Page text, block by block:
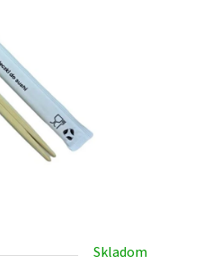
Skladom